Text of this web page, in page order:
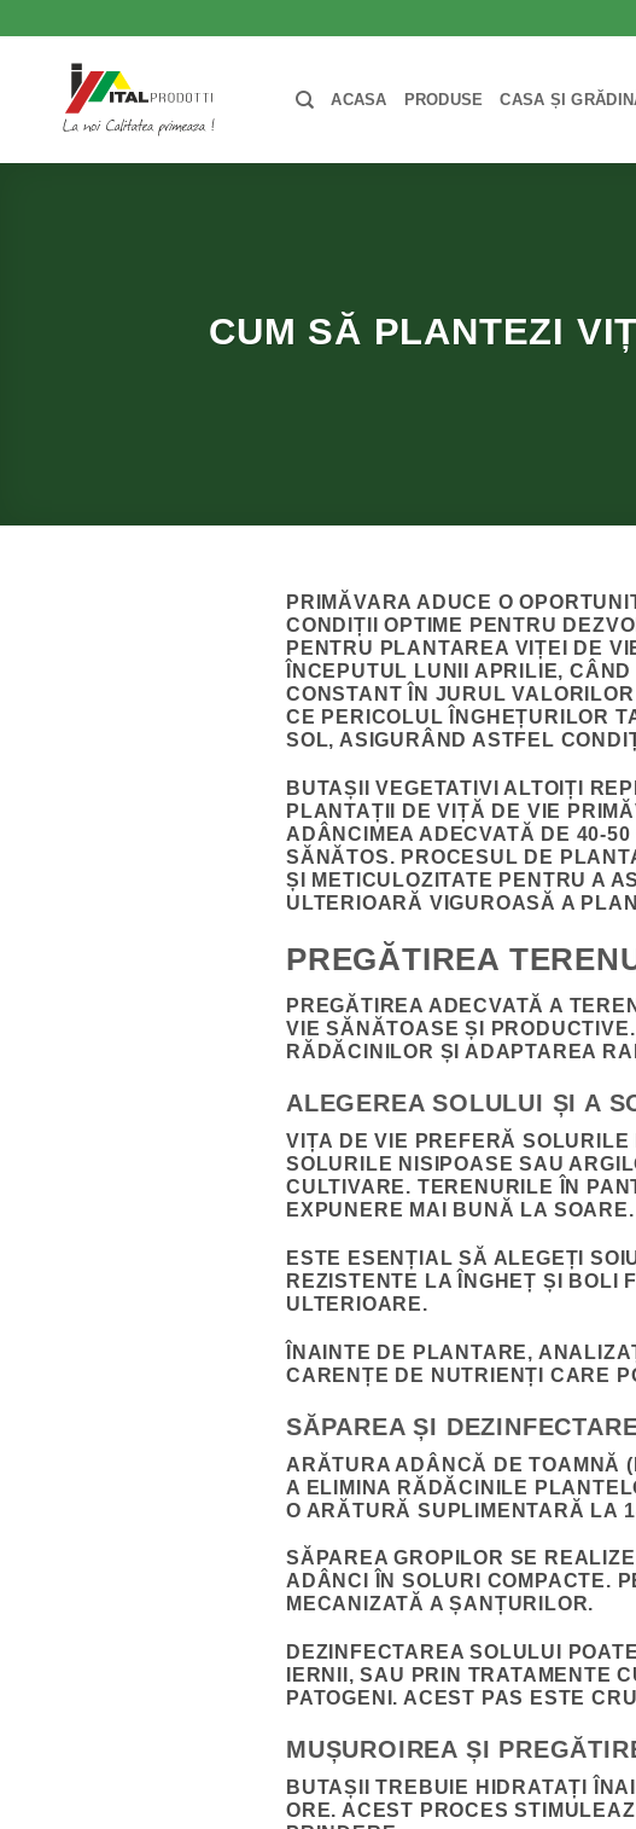
ACASA PRODUSE CASA ȘI
CUM SĂ PLANTEZI
PRIMĂVARA ADUCE O
CONDIȚII OPTIME PENTRU
PENTRU PLANTAREA VIȚEI DE
ÎNCEPUTUL LUNII APRILIE,
CONSTANT ÎN JURUL
CE PERICOLUL ÎNGHEȚURILOR
SOL, ASIGURÂND ASTFEL
BUTAȘII VEGETATIVI ALTOIȚI
PLANTAȚII DE VIȚĂ DE VIE
ADÂNCIMEA ADECVATĂ DE 40-
SĂNĂTOS. PROCESUL DE
ȘI METICULOZITATE PENTRU A
ULTERIOARĂ VIGUROASĂ A
PREGĂTIREA
PREGĂTIREA ADECVATĂ A
VIE SĂNĂTOASE ȘI
RĂDĂCINILOR ȘI ADAPTAREA
ALEGEREA SOLULUI ȘI A
VIȚA DE VIE PREFERĂ
SOLURILE NISIPOASE SAU
CULTIVARE. TERENURILE ÎN
EXPUNERE MAI BUNĂ LA SOARE.
ESTE ESENȚIAL SĂ ALEGEȚI
REZISTENTE LA ÎNGHEȚ ȘI BOLI
ULTERIOARE.
ÎNAINTE DE PLANTARE,
CARENȚE DE NUTRIENȚI CARE
SĂPAREA ȘI
ARĂTURA ADÂNCĂ DE TOAMNĂ
A ELIMINA RĂDĂCINILE
O ARĂTURĂ SUPLIMENTARĂ LA
SĂPAREA GROPILOR SE
ADÂNCI ÎN SOLURI COMPACTE.
MECANIZATĂ A ȘANȚURILOR.
DEZINFECTAREA SOLULUI
IERNII, SAU PRIN TRATAMENTE
PATOGENI. ACEST PAS ESTE
MUȘUROIREA ȘI
BUTAȘII TREBUIE HIDRATAȚI
ORE. ACEST PROCES